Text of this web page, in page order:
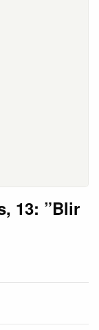
13: ”Blir